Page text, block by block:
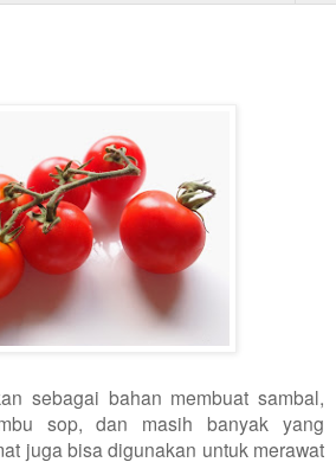
sebagai bahan membuat sambal,
sop, dan masih banyak yang
juga bisa digunakan untuk merawat